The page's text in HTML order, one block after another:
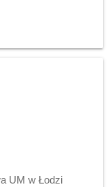
UM w Łodzi